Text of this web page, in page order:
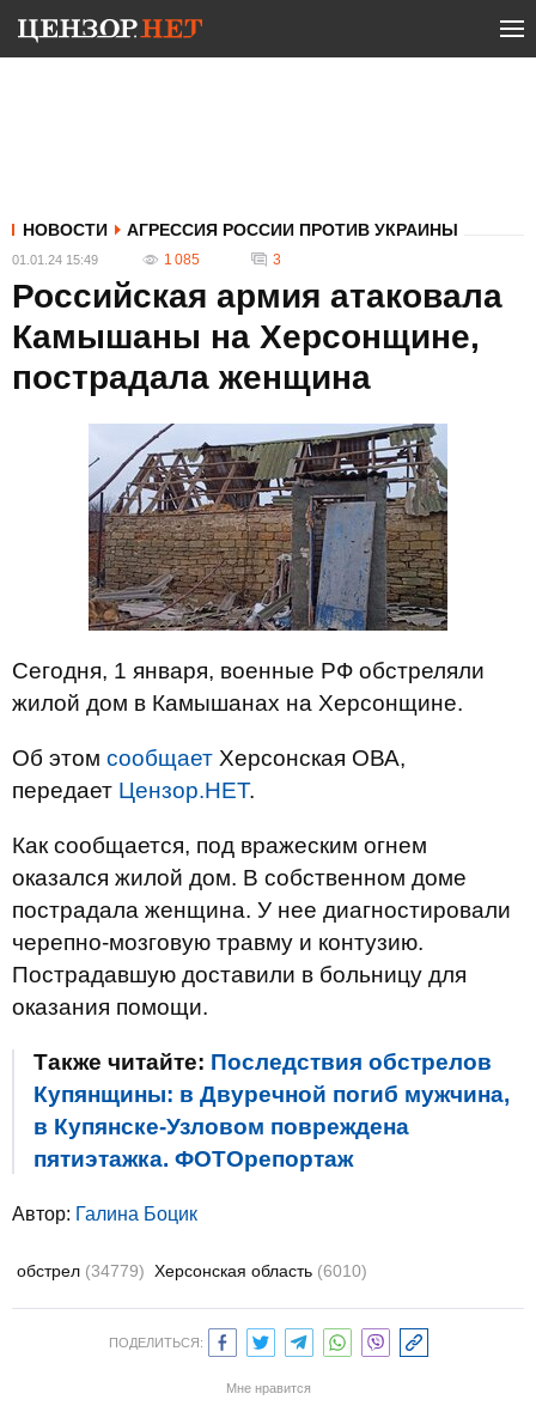
НОВОСТИ АГРЕССИЯ РОССИИ ПРОТИВ УКРАИНЫ
01.01.24 15:49 1 085 3
Российская армия атаковала
Камышаны на Херсонщине,
пострадала женщина
Сегодня, 1 января, военные РФ обстреляли
жилой дом в Камышанах на Херсонщине.
Об этом сообщает Херсонская ОВА,
передает Цензор.НЕТ.
Как сообщается, под вражеским огнем
оказался жилой дом. В собственном доме
пострадала женщина. У нее диагностировали
черепно-мозговую травму и контузию.
Пострадавшую доставили в больницу для
оказания помощи.
Также читайте: Последствия обстрелов
Купянщины: в Двуречной погиб мужчина,
в Купянске-Узловом повреждена
пятиэтажка. ФОТОрепортаж
Автор: Галина Боцик
обстрел (34779) Херсонская область (6010)
ПОДЕЛИТЬСЯ:
Мне нравится